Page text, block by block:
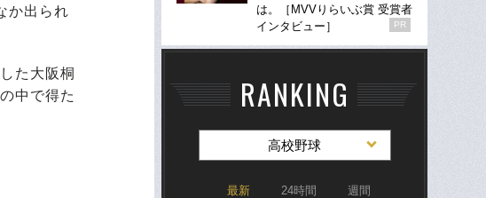
か出られ
た大阪桐
中で得た
は。［MVVりらいぶ賞 受賞者
インタビュー］
PR
RANKING
高校野球
最新 24時間 週間